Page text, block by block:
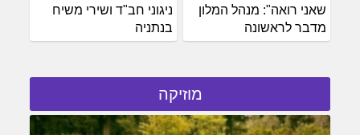
ניגוני חב"ד ושירי משיח
בנתניה
שאני רואה": מנהל המלון
מדבר לראשונה
מוזיקה